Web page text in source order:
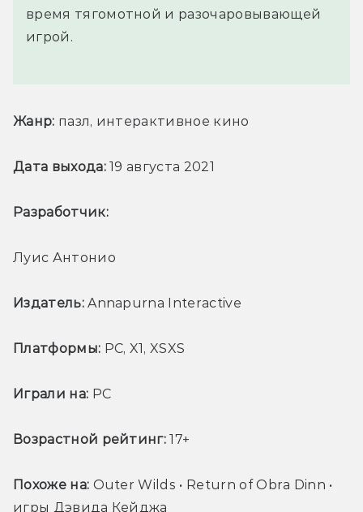
время тягомотной и разочаровывающей
игрой.
Жанр: пазл, интерактивное кино
Дата выхода: 19 августа 2021
Разработчик:
Луис Антонио
Издатель: Annapurna Interactive
Платформы: PC, X1, XSXS
Играли на: PC
Возрастной рейтинг: 17+
Похоже на: Outer Wilds • Return of Obra Dinn •
игры Дэвида Кейджа